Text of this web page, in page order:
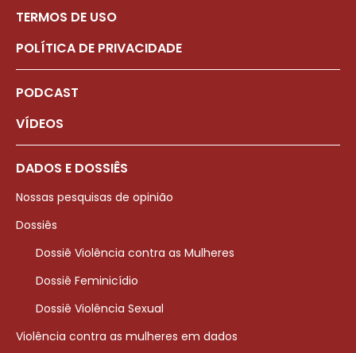
TERMOS DE USO
POLÍTICA DE PRIVACIDADE
PODCAST
VÍDEOS
DADOS E DOSSIÊS
Nossas pesquisas de opinião
Dossiês
Dossiê Violência contra as Mulheres
Dossiê Feminicídio
Dossiê Violência Sexual
Violência contra as mulheres em dados